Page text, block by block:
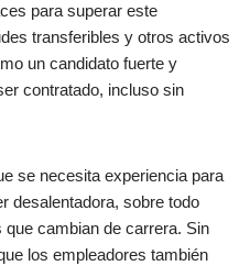
para superar este
transferibles y otros activos
un candidato fuerte y
contratado, incluso sin
se necesita experiencia para
desalentadora, sobre todo
cambian de carrera. Sin
los empleadores también